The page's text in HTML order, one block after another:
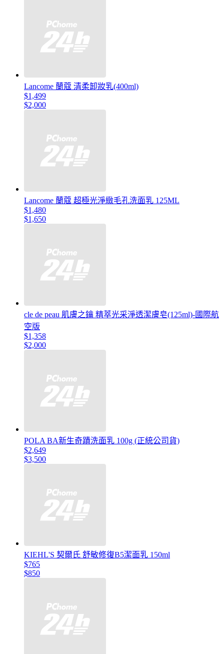
Lancome 蘭蔻 清柔卸妝乳(400ml)
$1,499
$2,000
Lancome 蘭蔻 超極光淨緻毛孔洗面乳 125ML
$1,480
$1,650
cle de peau 肌膚之鑰 精萃光采淨透潔膚皂(125ml)-國際航
空版
$1,358
$2,000
POLA BA新生奇蹟洗面乳 100g (正統公司貨)
$2,649
$3,500
KIEHL'S 契爾氏 舒敏修復B5潔面乳 150ml
$765
$850